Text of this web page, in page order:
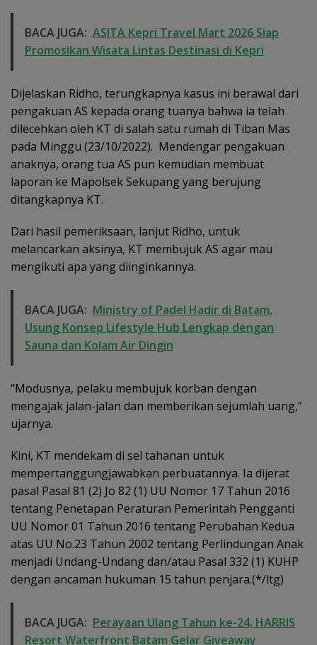
BACA JUGA: ASITA Kepri Travel Mart 2026 Siap
Promosikan Wisata Lintas Destinasi di Kepri
Dijelaskan Ridho, terungkapnya kasus ini berawal dari
pengakuan AS kepada orang tuanya bahwa ia telah
dilecehkan oleh KT di salah satu rumah di Tiban Mas
pada Minggu (23/10/2022). Mendengar pengakuan
anaknya, orang tua AS pun kemudian membuat
laporan ke Mapolsek Sekupang yang berujung
ditangkapnya KT.
Dari hasil pemeriksaan, lanjut Ridho, untuk
melancarkan aksinya, KT membujuk AS agar mau
mengikuti apa yang diinginkannya.
BACA JUGA: Ministry of Padel Hadir di Batam,
Usung Konsep Lifestyle Hub Lengkap dengan
Sauna dan Kolam Air Dingin
“Modusnya, pelaku membujuk korban dengan
mengajak jalan-jalan dan memberikan sejumlah uang,”
ujarnya.
Kini, KT mendekam di sel tahanan untuk
mempertanggungjawabkan perbuatannya. Ia dijerat
pasal Pasal 81 (2) Jo 82 (1) UU Nomor 17 Tahun 2016
tentang Penetapan Peraturan Pemerintah Pengganti
UU Nomor 01 Tahun 2016 tentang Perubahan Kedua
atas UU No.23 Tahun 2002 tentang Perlindungan Anak
menjadi Undang-Undang dan/atau Pasal 332 (1) KUHP
dengan ancaman hukuman 15 tahun penjara.(*/ltg)
BACA JUGA: Perayaan Ulang Tahun ke-24, HARRIS
Resort Waterfront Batam Gelar Giveaway